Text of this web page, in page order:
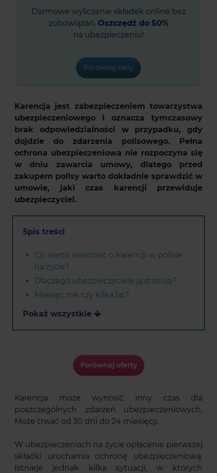
Darmowe wyliczenie składek online bez
zobowiązań. Oszczędź do 50%
na ubezpieczeniu!
Porównaj ceny
Karencja jest zabezpieczeniem towarzystwa
ubezpieczeniowego i oznacza tymczasowy
brak odpowiedzialności w przypadku, gdy
dojdzie do zdarzenia polisowego. Pełna
ochrona ubezpieczeniowa nie rozpoczyna się
w dniu zawarcia umowy, dlatego przed
zakupem polisy warto dokładnie sprawdzić w
umowie, jaki czas karencji przewiduje
ubezpieczyciel.
Spis treści
Co warto wiedzieć o karencji w polisie
na życie?
Dlaczego ubezpieczyciele ją stosują?
Miesiąc, rok czy kilka lat?
Pokaż wszystkie
Porównaj oferty
Karencja może wynosić inny czas dla
poszczególnych zdarzeń ubezpieczeniowych.
Może trwać od 30 dni do 24 miesięcy.
W ubezpieczeniach na życie opłacenie pierwszej
składki uruchamia ochronę ubezpieczeniową.
Istnieje jednak kilka sytuacji, w których